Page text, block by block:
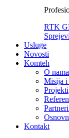
RTK
Sprejevi
Usluge
Novosti
Komteh
O nama
Misija i
Projekti
Kontakt